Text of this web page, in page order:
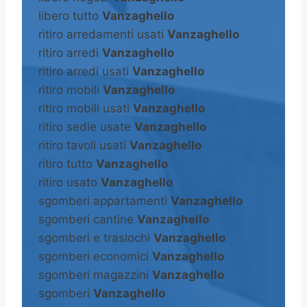
libero tutto Vanzaghello
ritiro arredamenti usati Vanzaghello
ritiro arredi Vanzaghello
ritiro arredi usati Vanzaghello
ritiro mobili Vanzaghello
ritiro mobili usati Vanzaghello
ritiro sedie usate Vanzaghello
ritiro tavoli usati Vanzaghello
ritiro tutto Vanzaghello
ritiro usato Vanzaghello
sgomberi appartamenti Vanzaghello
sgomberi cantine Vanzaghello
sgomberi e traslochi Vanzaghello
sgomberi economici Vanzaghello
sgomberi magazzini Vanzaghello
sgomberi Vanzaghello